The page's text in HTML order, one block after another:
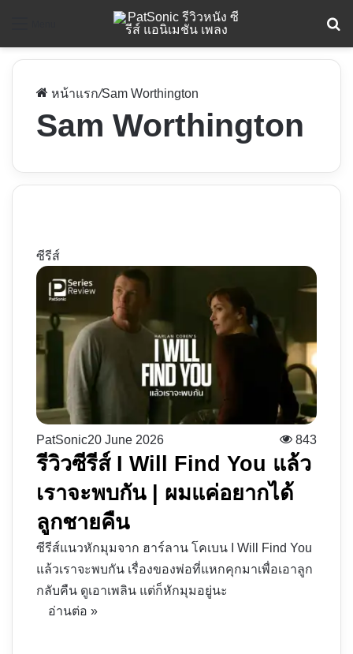
หน้าแรก/Sam Worthington
Sam Worthington
ซีรีส์
PatSonic20 June 2026 843
รีวิวซีรีส์ I Will Find You แล้ว
เราจะพบกัน | ผมแค่อยากได้
ลูกชายคืน
ซีรีส์แนวหักมุมจาก ฮาร์ลาน โคเบน I Will Find You
แล้วเราจะพบกัน เรื่องของพ่อที่แหกคุกมาเพื่อเอาลูก
กลับคืน ดูเอาเพลิน แต่ก็หักมุมอยู่นะ
อ่านต่อ »